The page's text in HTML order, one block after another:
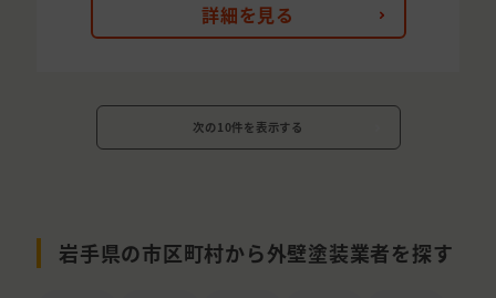
詳細を見る
次の10件を表示する
岩手県の市区町村から外壁塗装業者を探す